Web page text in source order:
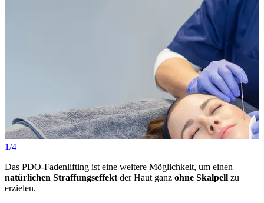
1/4
Das PDO-Fadenlifting ist eine weitere Möglichkeit, um einen
natürlichen Straffungseffekt der Haut ganz ohne Skalpell zu
erzielen.